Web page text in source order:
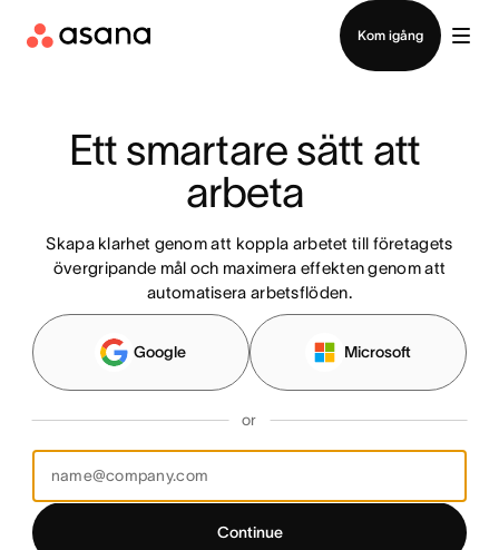
Kom igång
Ett smartare sätt att
arbeta
Skapa klarhet genom att koppla arbetet till företagets
övergripande mål och maximera effekten genom att
automatisera arbetsflöden.
Google Microsoft
or
Continue